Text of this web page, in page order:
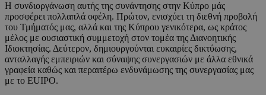
Η συνδιοργάνωση αυτής της συνάντησης στην Κύπρο μάς
προσφέρει πολλαπλά οφέλη. Πρώτον, ενισχύει τη διεθνή προβολή
του Τμήματός μας, αλλά και της Κύπρου γενικότερα, ως κράτος
μέλος με ουσιαστική συμμετοχή στον τομέα της Διανοητικής
Ιδιοκτησίας. Δεύτερον, δημιουργούνται ευκαιρίες δικτύωσης,
ανταλλαγής εμπειριών και σύναψης συνεργασιών με άλλα εθνικά
γραφεία καθώς και περαιτέρω ενδυνάμωσης της συνεργασίας μας
με το EUIPO.